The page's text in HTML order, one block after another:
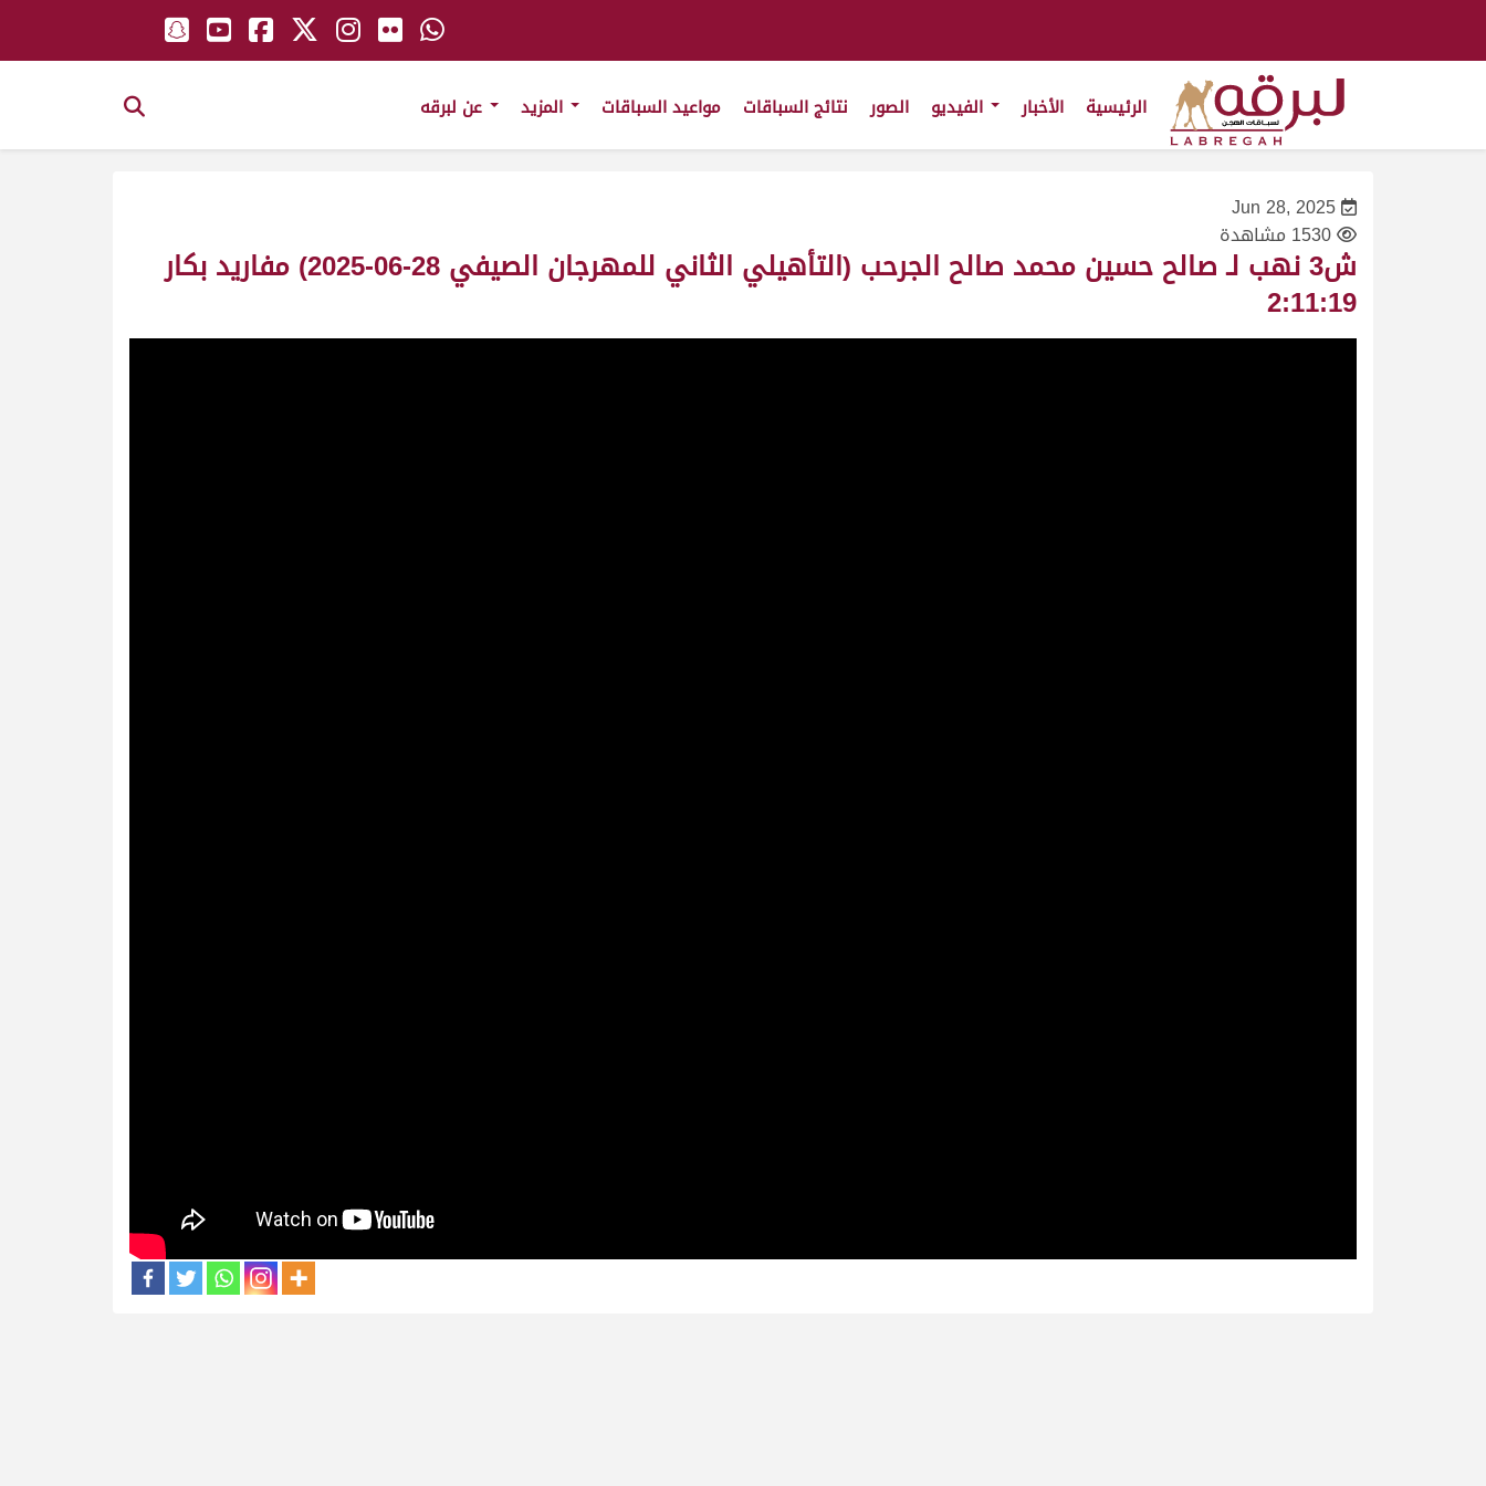
الرئيسية الأخبار الصور نتائج السباقات مواعيد السباقات
Jun 28, 2025
1530 مشاهدة
ش3 نهب لـ صالح حسين محمد صالح الجرحب (التأهيلي الثاني للمهرجان الصيفي 28-06-2025) مفاريد بكار
2:11:19